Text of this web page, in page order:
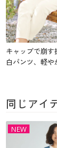
キャップで崩す
白パンツ、軽
同じアイ
NEW